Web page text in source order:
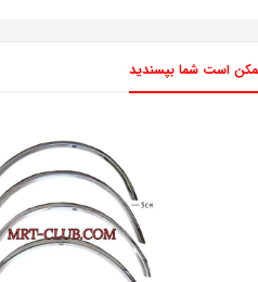
است شما بپسندید